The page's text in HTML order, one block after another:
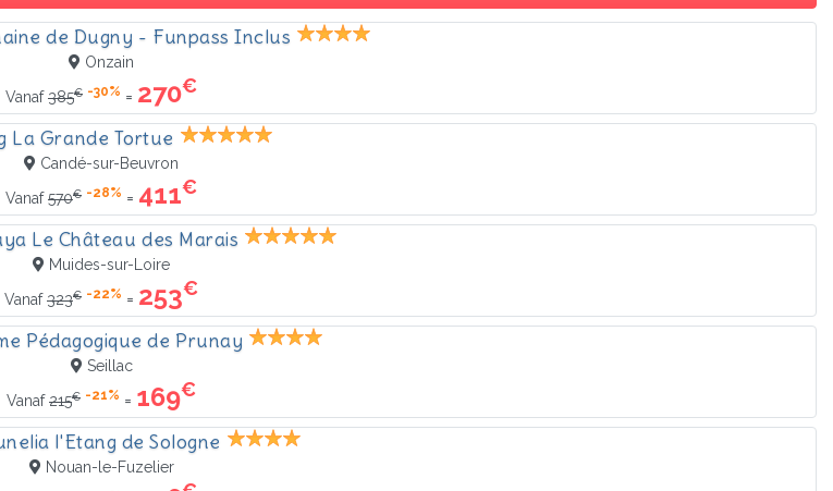
de Dugny - Funpass Inclus
Onzain
Vanaf385€ -30% = 270€
La Grande Tortue
Candé-sur-Beuvron
Vanaf570€ -28% = 411€
Le Château des Marais
Muides-sur-Loire
Vanaf323€ -22% = 253€
Pédagogique de Prunay
Seillac
Vanaf215€ -21% = 169€
l'Etang de Sologne
Nouan-le-Fuzelier